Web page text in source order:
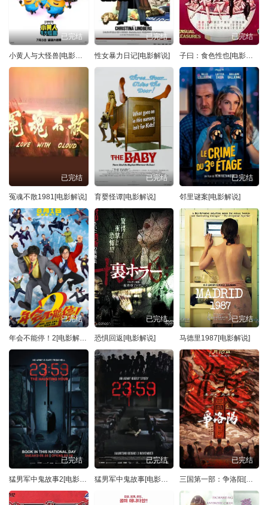
已完结
小黄人与大怪兽[电影解说]
已完结
性女暴力日记[电影解说]
已完结
子曰：食色性也[电影解说]
已完结
冤魂不散1981[电影解说]
已完结
育婴怪谭[电影解说]
已完结
邻里谜案[电影解说]
已完结
年会不能停！2[电影解说]
已完结
恐惧回返[电影解说]
已完结
马德里1987[电影解说]
已完结
猛男军中鬼故事2[电影解说]
已完结
猛男军中鬼故事[电影解说]
已完结
三国第一部：争洛阳[电影解说]